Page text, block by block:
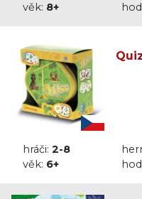
věk: 8+
hráči: 2-8
věk: 6+